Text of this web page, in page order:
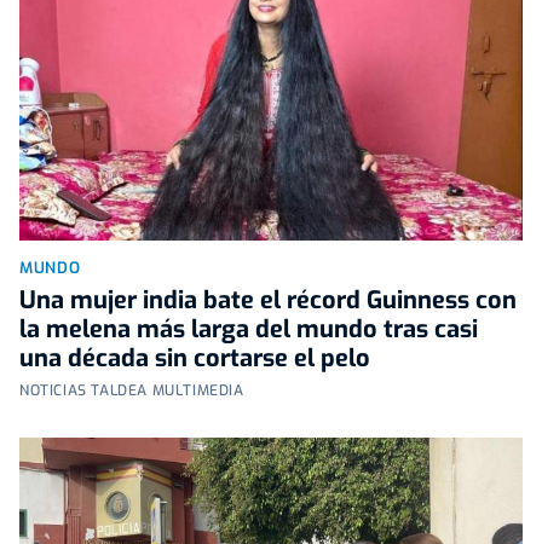
MUNDO
Una mujer india bate el récord Guinness con
la melena más larga del mundo tras casi
una década sin cortarse el pelo
NOTICIAS TALDEA MULTIMEDIA